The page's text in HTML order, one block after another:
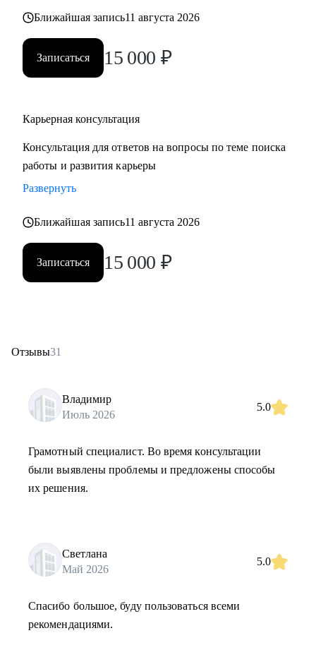
также замотивировать на движение к желаемой цели.
Ближайшая запись11 августа 2026
Записаться 15 000 ₽
Карьерная консультация
Консультация для ответов на вопросы по теме поиска
работы и развития карьеры
Развернуть
Ближайшая запись11 августа 2026
Записаться 15 000 ₽
Отзывы31
Владимир
Июль 2026
5.0
Грамотный специалист. Во время консультации
были выявлены проблемы и предложены способы
их решения.
Светлана
Май 2026
5.0
Спасибо большое, буду пользоваться всеми
рекомендациями.